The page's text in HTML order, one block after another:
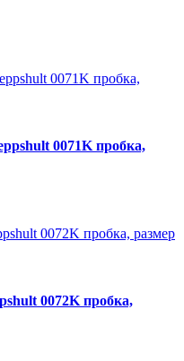
0071K пробка,
0072K пробка,